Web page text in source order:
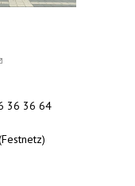
sends e-
36 36 64